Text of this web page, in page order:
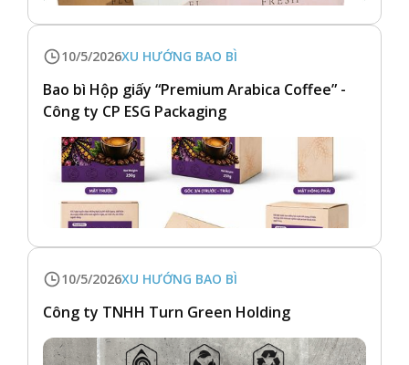
10/5/2026XU HƯỚNG BAO BÌ
Bao bì Hộp giấy “Premium Arabica Coffee” -
Công ty CP ESG Packaging
10/5/2026XU HƯỚNG BAO BÌ
Công ty TNHH Turn Green Holding